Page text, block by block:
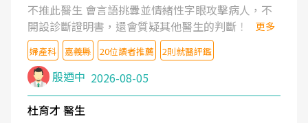
不推此醫生 會言語挑釁並情緒性字眼攻擊病人，不
開設診斷證明書，還會質疑其他醫生的判斷！
更多
婦產科 嘉義縣 20位讀者推薦 2則就醫評鑑
殷迺中 2026-08-05
杜育才 醫生